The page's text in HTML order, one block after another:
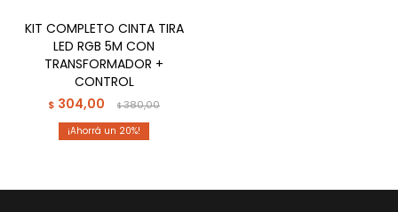
KIT COMPLETO CINTA TIRA
LED RGB 5M CON
TRANSFORMADOR +
CONTROL
$ 304,00 $380,00
20